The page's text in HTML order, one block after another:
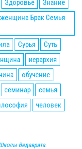
Здоровье
Знание
Брак Семья
Сурья
Суть
иерархия
обучение
семинар
семья
человек
Ведаврата.